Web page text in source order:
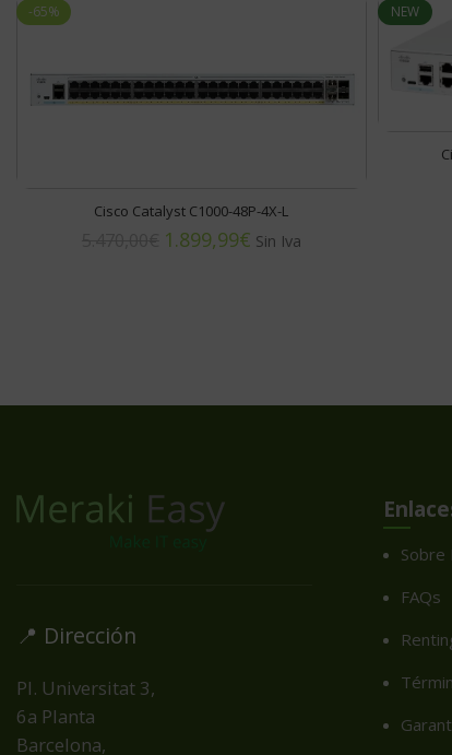
-65%
Cisco Catalyst C1000-48P-4X-L
1.899,99€
NEW
📍 Dirección
Pl. Universitat 3,
6a Planta
Barcelona,
Sobre
FAQs